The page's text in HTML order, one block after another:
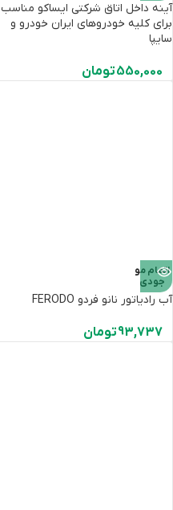
آینه داخل اتاق شرکتی ایساکو مناسب
برای کلیه خودروهای ایران خودرو و
سایپا
550,000تومان
اتمام مو
جودی
آب رادیاتور نانو فردو FERODO
93,737تومان